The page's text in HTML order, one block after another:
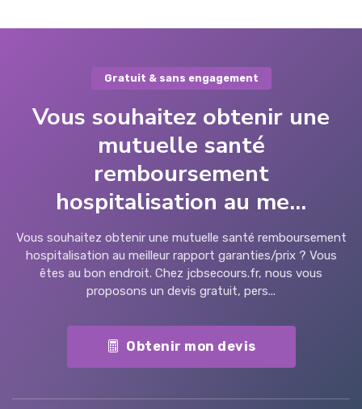
Gratuit & sans engagement
Vous souhaitez obtenir une
mutuelle santé
remboursement
hospitalisation au me...
Vous souhaitez obtenir une mutuelle santé remboursement
hospitalisation au meilleur rapport garanties/prix ? Vous
êtes au bon endroit. Chez jcbsecours.fr, nous vous
proposons un devis gratuit, pers...
Obtenir mon devis